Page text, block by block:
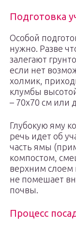
Подготовка
Особой
нужно. Разве
залегают
если нет
холмик,
клумбы
– 70х70 см или
Глубокую яму
речь идет об
часть ямы
компостом,
верхним слоем
не помешает
почвы.
Процесс